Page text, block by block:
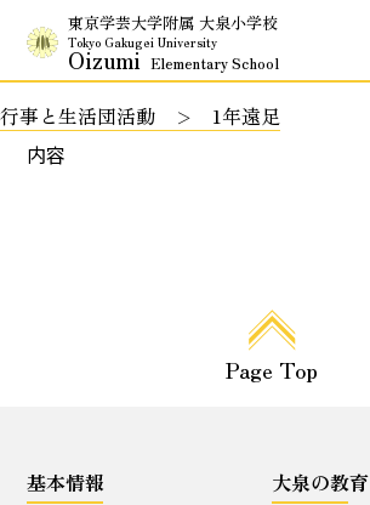
東京学芸大学附属 大泉小学校
Tokyo Gakugei University
Oizumi Elementary School
お問合せ アクセス
学校理念
基本情報
行事と生活団活動
1年遠足
内容
Page Top
基本情報 大泉の教育